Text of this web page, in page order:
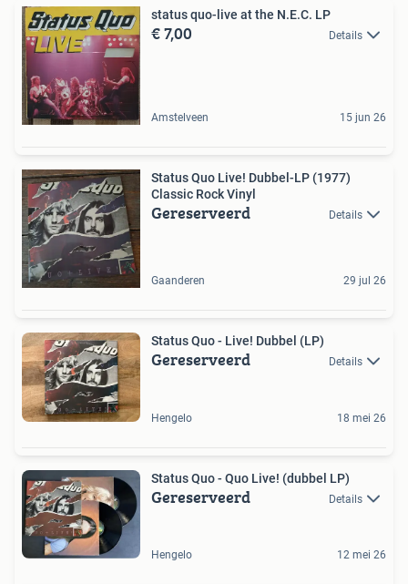
status quo-live at the N.E.C. LP
€ 7,00 Details
Amstelveen 15 jun 26
Status Quo Live! Dubbel-LP (1977)
Classic Rock Vinyl
Gereserveerd Details
Gaanderen 29 jul 26
Status Quo - Live! Dubbel (LP)
Gereserveerd Details
Hengelo 18 mei 26
Status Quo - Quo Live! (dubbel LP)
Gereserveerd Details
Hengelo 12 mei 26